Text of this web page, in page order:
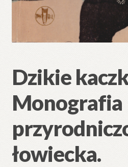
Dzikie
Monografia
łowiecka.